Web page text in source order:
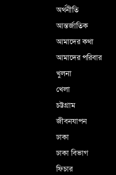
অর্থনীতি
আন্তর্জাতিক
আমাদের কথা
আমাদের পরিবার
খুলনা
খেলা
চট্টগ্রাম
জীবনযাপন
ঢাকা
ঢাকা বিভাগ
ফিচার